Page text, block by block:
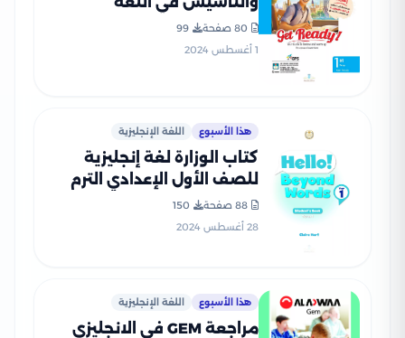
الإنجليزية لأولى إعدادي
بصيغة PDF
80 صفحة
99
1 أغسطس 2024
هذا الأسبوع اللغة الإنجليزية
كتاب الوزارة لغة إنجليزية
للصف الأول الإعدادي الترم
الأول 2025 بصيغة PDF
88 صفحة
150
28 أغسطس 2024
هذا الأسبوع اللغة الإنجليزية
مراجعة GEM في الانجليزي